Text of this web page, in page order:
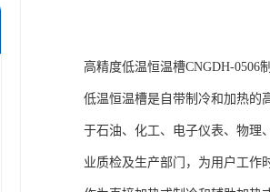
高精度低温恒温槽CNGDH-0506
低温恒温槽是自带制冷和加热的
于石油、化工、电子仪表、物理
业质检及生产部门，为用户工作